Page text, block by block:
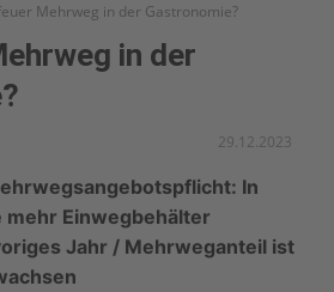
Mehrweg in der Gastronomie?
in der
29.12.2023
In
Einwegbehälter
Jahr / Mehrweganteil ist